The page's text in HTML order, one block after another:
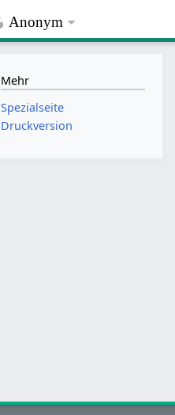
Anonym
Mehr
Spezialseite
Druckversion